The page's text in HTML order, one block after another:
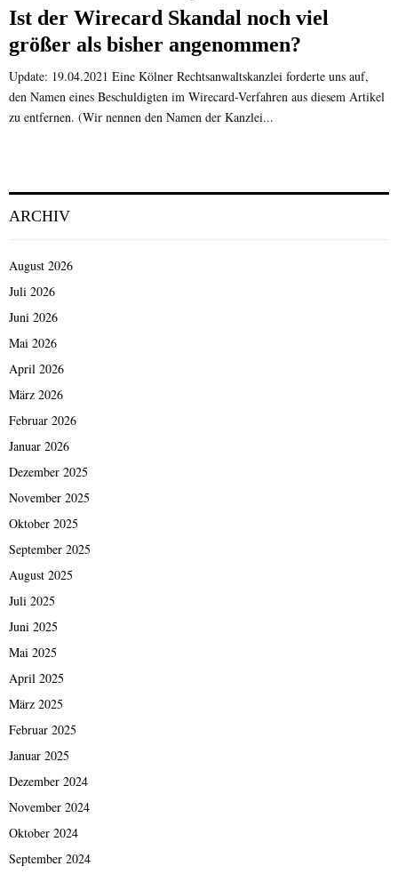
Ist der Wirecard Skandal noch viel
größer als bisher angenommen?
Update: 19.04.2021 Eine Kölner Rechtsanwaltskanzlei forderte uns auf,
den Namen eines Beschuldigten im Wirecard-Verfahren aus diesem Artikel
zu entfernen. (Wir nennen den Namen der Kanzlei...
ARCHIV
August 2026
Juli 2026
Juni 2026
Mai 2026
April 2026
März 2026
Februar 2026
Januar 2026
Dezember 2025
November 2025
Oktober 2025
September 2025
August 2025
Juli 2025
Juni 2025
Mai 2025
April 2025
März 2025
Februar 2025
Januar 2025
Dezember 2024
November 2024
Oktober 2024
September 2024